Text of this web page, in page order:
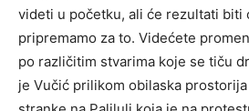
videti u početku, ali će rezultati biti
pripremamo za to. Videćete
po različitim stvarima koje se tiču
je Vučić prilikom obilaska